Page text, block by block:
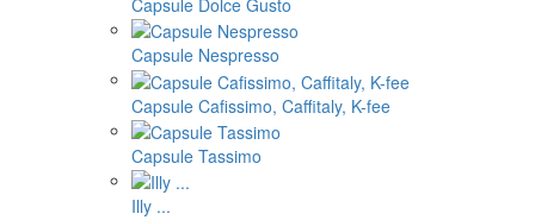
Capsule Dolce Gusto
Capsule Nespresso
Capsule Cafissimo, Caffitaly, K-fee
Capsule Tassimo
Illy ...